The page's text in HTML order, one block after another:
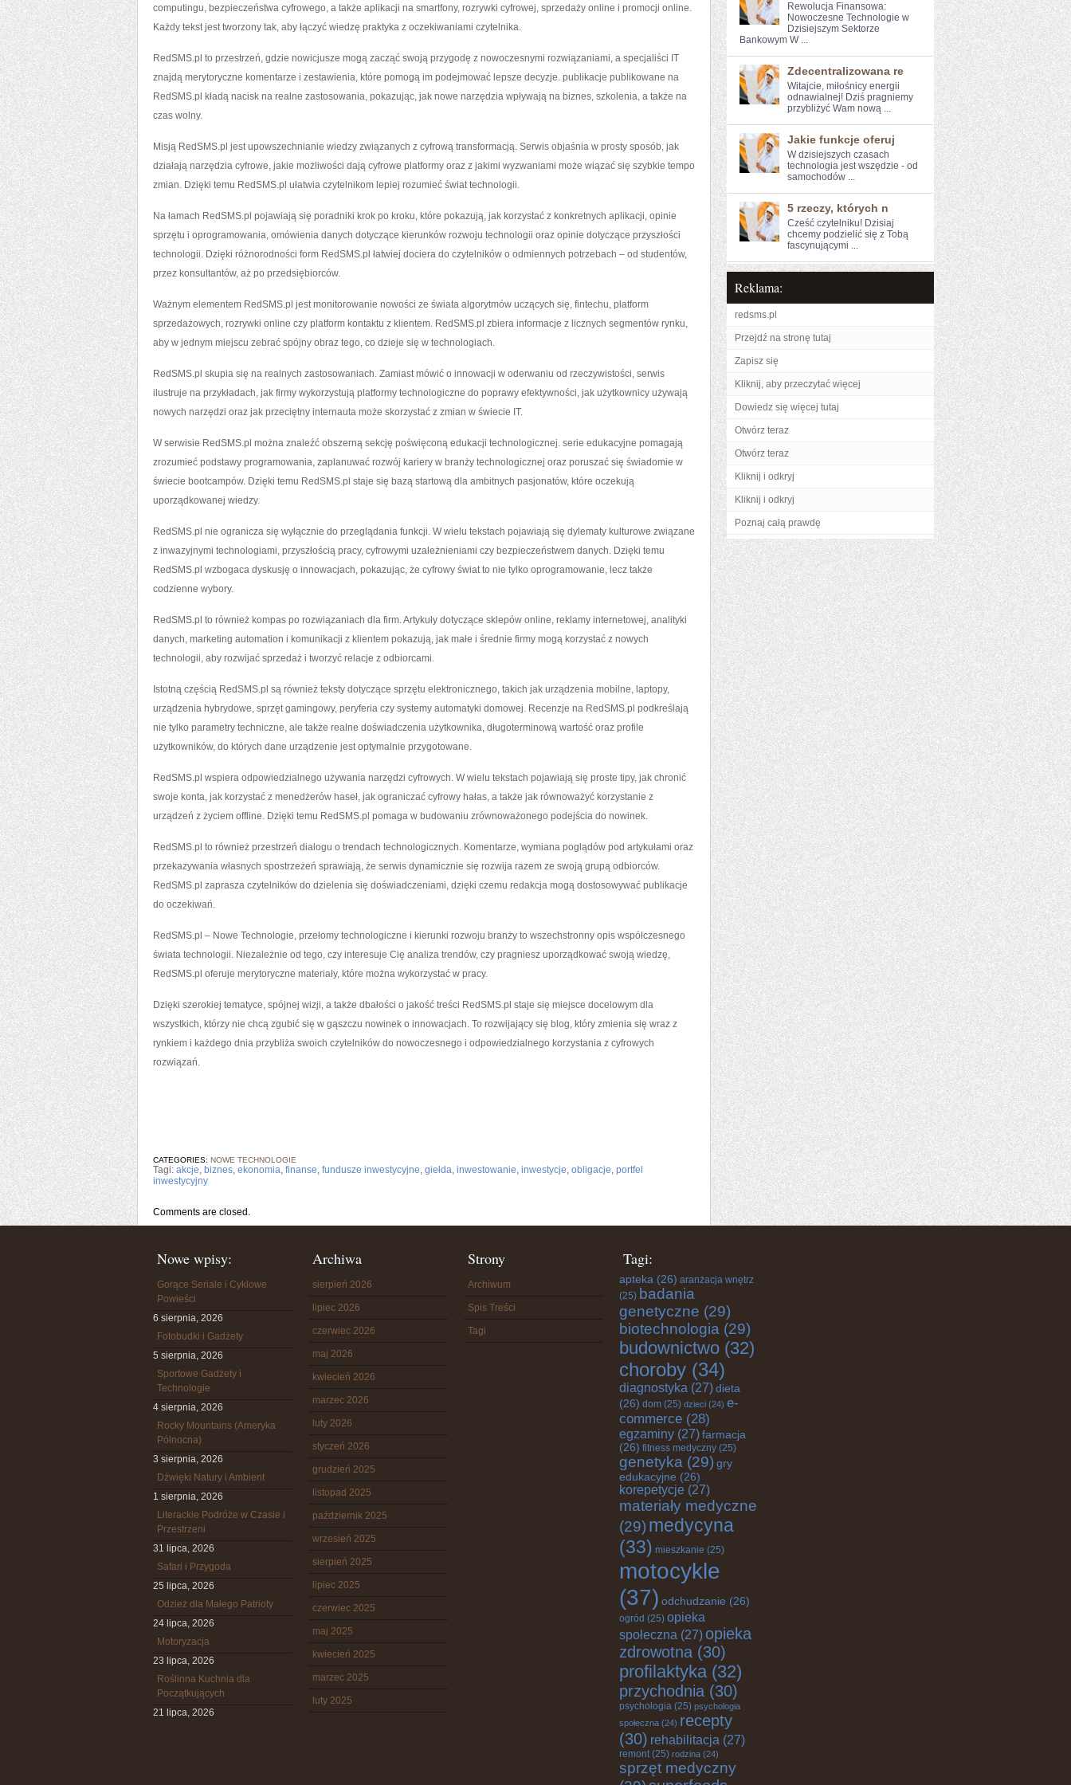
computingu, bezpieczeństwa cyfrowego, a także aplikacji na smartfony, rozrywki cyfrowej, sprzedaży online i promocji online.
Każdy tekst jest tworzony tak, aby łączyć wiedzę praktyka z oczekiwaniami czytelnika.
RedSMS.pl to przestrzeń, gdzie nowicjusze mogą zacząć swoją przygodę z nowoczesnymi rozwiązaniami, a specjaliści IT
znajdą merytoryczne komentarze i zestawienia, które pomogą im podejmować lepsze decyzje. publikacje publikowane na
RedSMS.pl kładą nacisk na realne zastosowania, pokazując, jak nowe narzędzia wpływają na biznes, szkolenia, a także na
czas wolny.
Misją RedSMS.pl jest upowszechnianie wiedzy związanych z cyfrową transformacją. Serwis objaśnia w prosty sposób, jak
działają narzędzia cyfrowe, jakie możliwości dają cyfrowe platformy oraz z jakimi wyzwaniami może wiązać się szybkie tempo
zmian. Dzięki temu RedSMS.pl ułatwia czytelnikom lepiej rozumieć świat technologii.
Na łamach RedSMS.pl pojawiają się poradniki krok po kroku, które pokazują, jak korzystać z konkretnych aplikacji, opinie
sprzętu i oprogramowania, omówienia danych dotyczące kierunków rozwoju technologii oraz opinie dotyczące przyszłości
technologii. Dzięki różnorodności form RedSMS.pl łatwiej dociera do czytelników o odmiennych potrzebach – od studentów,
przez konsultantów, aż po przedsiębiorców.
Ważnym elementem RedSMS.pl jest monitorowanie nowości ze świata algorytmów uczących się, fintechu, platform
sprzedażowych, rozrywki online czy platform kontaktu z klientem. RedSMS.pl zbiera informacje z licznych segmentów rynku,
aby w jednym miejscu zebrać spójny obraz tego, co dzieje się w technologiach.
RedSMS.pl skupia się na realnych zastosowaniach. Zamiast mówić o innowacji w oderwaniu od rzeczywistości, serwis
ilustruje na przykładach, jak firmy wykorzystują platformy technologiczne do poprawy efektywności, jak użytkownicy używają
nowych narzędzi oraz jak przeciętny internauta może skorzystać z zmian w świecie IT.
W serwisie RedSMS.pl można znaleźć obszerną sekcję poświęconą edukacji technologicznej. serie edukacyjne pomagają
zrozumieć podstawy programowania, zaplanuwać rozwój kariery w branży technologicznej oraz poruszać się świadomie w
świecie bootcampów. Dzięki temu RedSMS.pl staje się bazą startową dla ambitnych pasjonatów, które oczekują
uporządkowanej wiedzy.
RedSMS.pl nie ogranicza się wyłącznie do przeglądania funkcji. W wielu tekstach pojawiają się dylematy kulturowe związane
z inwazyjnymi technologiami, przyszłością pracy, cyfrowymi uzależnieniami czy bezpieczeństwem danych. Dzięki temu
RedSMS.pl wzbogaca dyskusję o innowacjach, pokazując, że cyfrowy świat to nie tylko oprogramowanie, lecz także
codzienne wybory.
RedSMS.pl to również kompas po rozwiązaniach dla firm. Artykuły dotyczące sklepów online, reklamy internetowej, analityki
danych, marketing automation i komunikacji z klientem pokazują, jak małe i średnie firmy mogą korzystać z nowych
technologii, aby rozwijać sprzedaż i tworzyć relacje z odbiorcami.
Istotną częścią RedSMS.pl są również teksty dotyczące sprzętu elektronicznego, takich jak urządzenia mobilne, laptopy,
urządzenia hybrydowe, sprzęt gamingowy, peryferia czy systemy automatyki domowej. Recenzje na RedSMS.pl podkreślają
nie tylko parametry techniczne, ale także realne doświadczenia użytkownika, długoterminową wartość oraz profile
użytkowników, do których dane urządzenie jest optymalnie przygotowane.
RedSMS.pl wspiera odpowiedzialnego używania narzędzi cyfrowych. W wielu tekstach pojawiają się proste tipy, jak chronić
swoje konta, jak korzystać z menedżerów haseł, jak ograniczać cyfrowy hałas, a także jak równoważyć korzystanie z
urządzeń z życiem offline. Dzięki temu RedSMS.pl pomaga w budowaniu zrównoważonego podejścia do nowinek.
RedSMS.pl to również przestrzeń dialogu o trendach technologicznych. Komentarze, wymiana poglądów pod artykułami oraz
przekazywania własnych spostrzeżeń sprawiają, że serwis dynamicznie się rozwija razem ze swoją grupą odbiorców.
RedSMS.pl zaprasza czytelników do dzielenia się doświadczeniami, dzięki czemu redakcja mogą dostosowywać publikacje
do oczekiwań.
RedSMS.pl – Nowe Technologie, przełomy technologiczne i kierunki rozwoju branży to wszechstronny opis współczesnego
świata technologii. Niezależnie od tego, czy interesuje Cię analiza trendów, czy pragniesz uporządkować swoją wiedzę,
RedSMS.pl oferuje merytoryczne materiały, które można wykorzystać w pracy.
Dzięki szerokiej tematyce, spójnej wizji, a także dbałości o jakość treści RedSMS.pl staje się miejsce docelowym dla
wszystkich, którzy nie chcą zgubić się w gąszczu nowinek o innowacjach. To rozwijający się blog, który zmienia się wraz z
rynkiem i każdego dnia przybliża swoich czytelników do nowoczesnego i odpowiedzialnego korzystania z cyfrowych
rozwiązań.
CATEGORIES: NOWE TECHNOLOGIE
Tagi: akcje, biznes, ekonomia, finanse, fundusze inwestycyjne, giełda, inwestowanie, inwestycje, obligacje, portfel
inwestycyjny
Comments are closed.
Rewolucja Finansowa:
Nowoczesne Technologie​ w
Dzisiejszym Sektorze
Bankowym W ...
Zdecentralizowana re
Witajcie, miłośnicy energii
odnawialnej! Dziś pragniemy
przybliżyć Wam‌ nową⁣ ...
Jakie funkcje oferuj
W dzisiejszych czasach
technologia​ jest wszędzie - od
samochodów ...
5 rzeczy, których n
Cześć czytelniku!⁣ Dzisiaj
chcemy⁤ podzielić się z Tobą
fascynującymi ...
Reklama:
redsms.pl
Przejdź na stronę tutaj
Zapisz się
Kliknij, aby przeczytać więcej
Dowiedz się więcej tutaj
Otwórz teraz
Otwórz teraz
Kliknij i odkryj
Kliknij i odkryj
Poznaj całą prawdę
Nowe wpisy:
Gorące Seriale i Cyklowe
Powieści
6 sierpnia, 2026
Fotobudki i Gadżety
5 sierpnia, 2026
Sportowe Gadżety i
Technologie
4 sierpnia, 2026
Rocky Mountains (Ameryka
Północna)
3 sierpnia, 2026
Dźwięki Natury i Ambient
1 sierpnia, 2026
Literackie Podróże w Czasie i
Przestrzeni
31 lipca, 2026
Safari i Przygoda
25 lipca, 2026
Odzież dla Małego Patrioty
24 lipca, 2026
Motoryzacja
23 lipca, 2026
Roślinna Kuchnia dla
Początkujących
21 lipca, 2026
Archiwa
sierpień 2026
lipiec 2026
czerwiec 2026
maj 2026
kwiecień 2026
marzec 2026
luty 2026
styczeń 2026
grudzień 2025
listopad 2025
październik 2025
wrzesień 2025
sierpień 2025
lipiec 2025
czerwiec 2025
maj 2025
kwiecień 2025
marzec 2025
luty 2025
Strony
Archiwum
Spis Treści
Tagi
Tagi:
apteka (26) aranżacja wnętrz
(25) badania
genetyczne (29)
biotechnologia (29)
budownictwo (32)
choroby (34)
diagnostyka (27) dieta
(26) dom (25) dzieci (24) e-
commerce (28)
egzaminy (27) farmacja
(26) fitness medyczny (25)
genetyka (29) gry
edukacyjne (26)
korepetycje (27)
materiały medyczne
(29) medycyna
(33) mieszkanie (25)
motocykle
(37) odchudzanie (26)
ogród (25) opieka
społeczna (27) opieka
zdrowotna (30)
profilaktyka(32)
przychodnia (30)
psychologia (25) psychologia
społeczna (24) recepty
(30) rehabilitacja (27)
remont (25) rodzina (24)
sprzęt medyczny